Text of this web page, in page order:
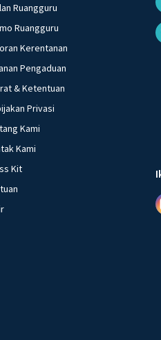
Ruangguru
Ruangguru
Kerentanan
Pengaduan
& Ketentuan
Privasi
Kami
Kami
Kit